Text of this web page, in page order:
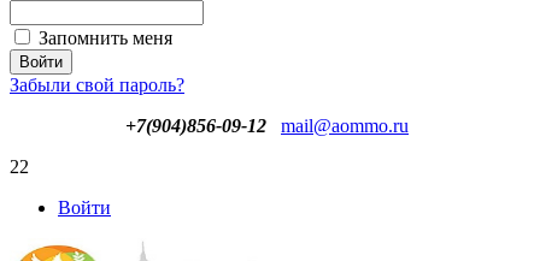
Запомнить меня
Забыли свой пароль?
+7(904)856-09-12
mail@aommo.ru
22
Войти